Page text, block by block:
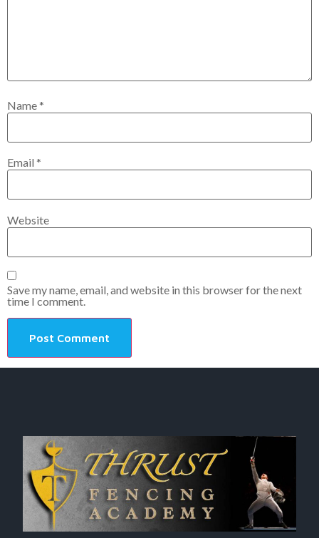
Name*
Email *
Website
Save my name, email, and website in this browser for the next
time I comment.